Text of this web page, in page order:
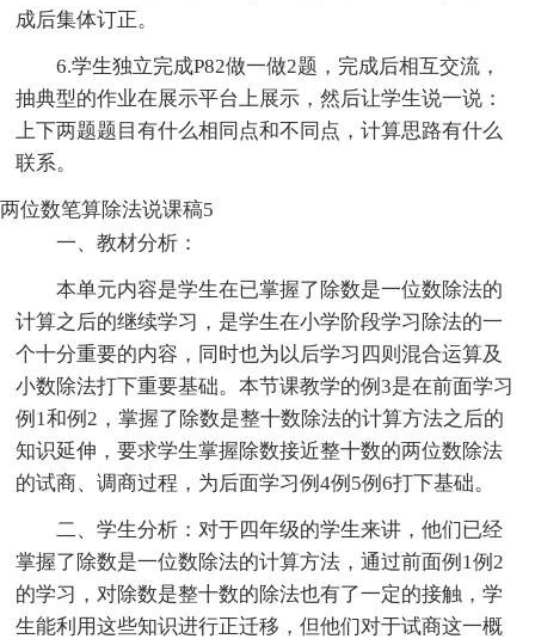
成后集体订正。
6.学生独立完成P82做一做2题，完成后相互交流，
抽典型的作业在展示平台上展示，然后让学生说一说：
上下两题题目有什么相同点和不同点，计算思路有什么
联系。
两位数笔算除法说课稿5
一、教材分析：
本单元内容是学生在已掌握了除数是一位数除法的
计算之后的继续学习，是学生在小学阶段学习除法的一
个十分重要的内容，同时也为以后学习四则混合运算及
小数除法打下重要基础。本节课教学的例3是在前面学习
例1和例2，掌握了除数是整十数除法的计算方法之后的
知识延伸，要求学生掌握除数接近整十数的两位数除法
的试商、调商过程，为后面学习例4例5例6打下基础。
二、学生分析：对于四年级的学生来讲，他们已经
掌握了除数是一位数除法的计算方法，通过前面例1例2
的学习，对除数是整十数的除法也有了一定的接触，学
生能利用这些知识进行正迁移，但他们对于试商这一概